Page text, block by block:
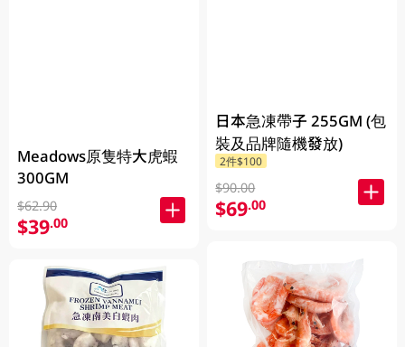
Meadows原隻特大虎蝦
300GM
$62.90
$39.00
日本急凍帶子 255GM (包
裝及品牌隨機發放)
2件$100
$90.00
$69.00